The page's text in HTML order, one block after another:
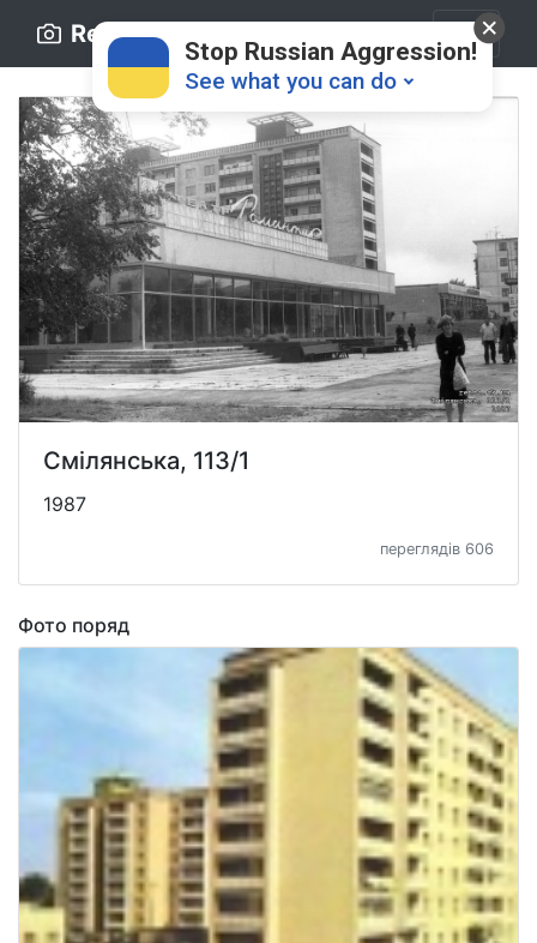
Retro.ck.ua
Смілянська, 113/1
1987
переглядів 606
Фото поряд
Stop Russian Aggression!
See what you can do
Donate 💸
Support Ukraine ❤
Share this widget